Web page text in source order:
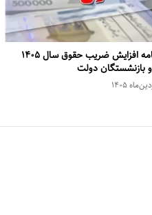
تصویب‌نامه افزایش ضریب حقوق سال ۱۴۰۵
بازنشستگان دولت